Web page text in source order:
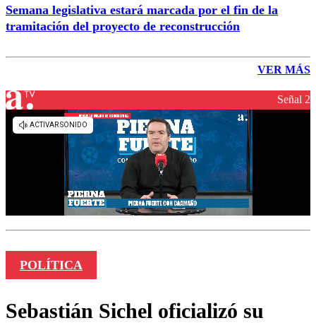
Semana legislativa estará marcada por el fin de la
tramitación del proyecto de reconstrucción
VER MÁS
Señal 2
POLÍTICA
Sebastián Sichel oficializó su